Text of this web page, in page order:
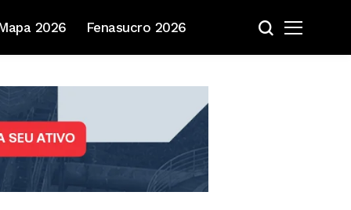
2026 Fenasucro 2026